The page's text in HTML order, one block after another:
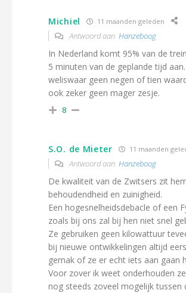
Michiel 11 maanden geleden
Antwoord aan Hanzeboog
In Nederland komt 95% van de
5 minuten van de geplande tijd
weliswaar geen negen of tien
ook zeker geen mager zesje.
8
S.O. de Mieter 11 maanden
Antwoord aan Hanzeboog
De kwaliteit van de Zwitsers zit
behoudendheid en zuinigheid.
Een hogesnelheidsdebacle of een
zoals bij ons zal bij hen niet snel
Ze gebruiken geen kilowattuur
bij nieuwe ontwikkelingen altijd
gemak of ze er echt iets aan gaan
Voor zover ik weet onderhouden
nog steeds zoveel mogelijk tussen